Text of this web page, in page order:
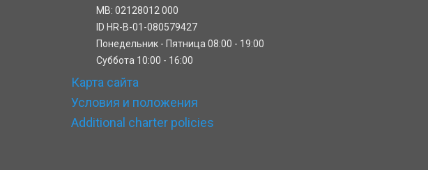
MB: 02128012 000
ID HR-B-01-080579427
Понедельник - Пятница 08:00 - 19:00
Cуббота 10:00 - 16:00
Карта сайта
Условия и положения
Additional charter policies